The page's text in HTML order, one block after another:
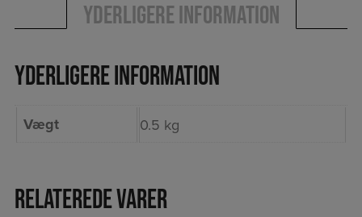
Yderligere information
Yderligere information
Vægt 0.5 kg
Relaterede varer